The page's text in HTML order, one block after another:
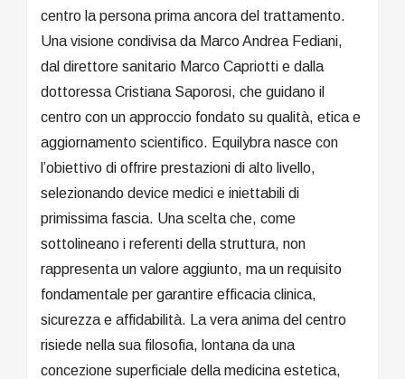
centro la persona prima ancora del trattamento.
Una visione condivisa da Marco Andrea Fediani,
dal direttore sanitario Marco Capriotti e dalla
dottoressa Cristiana Saporosi, che guidano il
centro con un approccio fondato su qualità, etica e
aggiornamento scientifico. Equilybra nasce con
l’obiettivo di offrire prestazioni di alto livello,
selezionando device medici e iniettabili di
primissima fascia. Una scelta che, come
sottolineano i referenti della struttura, non
rappresenta un valore aggiunto, ma un requisito
fondamentale per garantire efficacia clinica,
sicurezza e affidabilità. La vera anima del centro
risiede nella sua filosofia, lontana da una
concezione superficiale della medicina estetica,